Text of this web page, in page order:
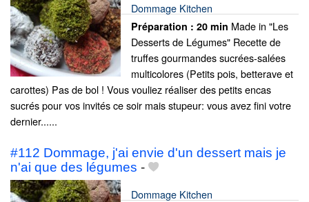
Dommage Kitchen
Préparation : 20 min Made in "Les
Desserts de Légumes" Recette de
truffes gourmandes sucrées-salées
multicolores (Petits pois, betterave et
carottes) Pas de bol ! Vous vouliez réaliser des petits encas
sucrés pour vos invités ce soir mais stupeur: vous avez fini votre
dernier......
#112 Dommage, j'ai envie d'un dessert mais je
n'ai que des légumes -
Dommage Kitchen